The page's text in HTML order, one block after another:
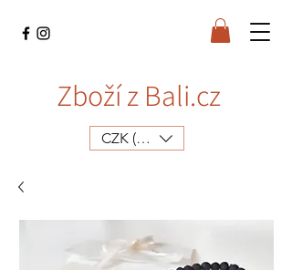
Zboží z Bali.cz
CZK (Kč)